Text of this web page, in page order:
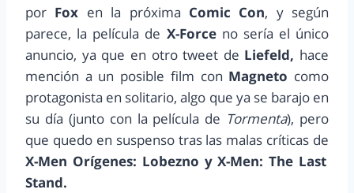
por Fox en la próxima Comic Con, y según
parece, la película de X-Forceno sería el único
anuncio, ya que en otro tweet de Liefeld, hace
mención a un posible film con Magneto como
protagonista en solitario, algo que ya se barajo en
su día (junto con la película de Tormenta), pero
que quedo en suspenso tras las malas críticas de
X-Men Orígenes: Lobezno y X-Men: The Last
Stand.